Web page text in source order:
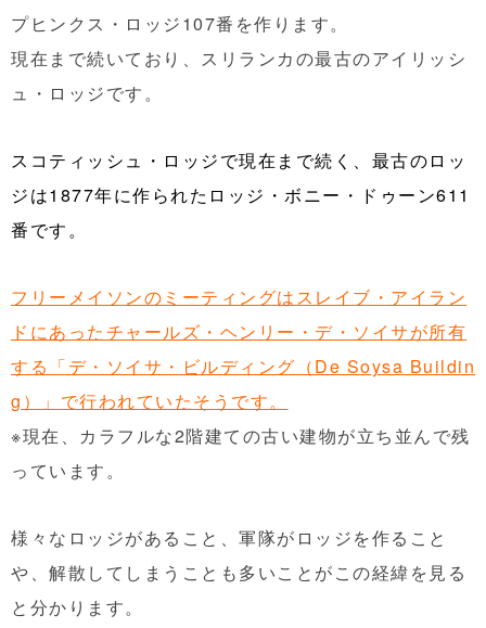
プヒンクス・ロッジ107番を作ります。
現在まで続いており、スリランカの最古のアイリッシ
ュ・ロッジです。
スコティッシュ・ロッジで現在まで続く、最古のロッ
ジは1877年に作られたロッジ・ボニー・ドゥーン611
番です。
フリーメイソンのミーティングはスレイブ・アイラン
ドにあったチャールズ・ヘンリー・デ・ソイサが所有
する「デ・ソイサ・ビルディング（De Soysa Buildin
g）」で行われていたそうです。
※現在、カラフルな2階建ての古い建物が立ち並んで残
っています。
様々なロッジがあること、軍隊がロッジを作ること
や、解散してしまうことも多いことがこの経緯を見る
と分かります。